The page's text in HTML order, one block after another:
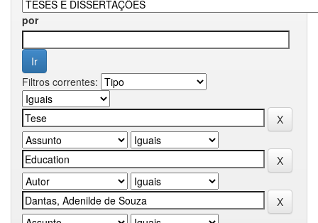
por
Filtros correntes: